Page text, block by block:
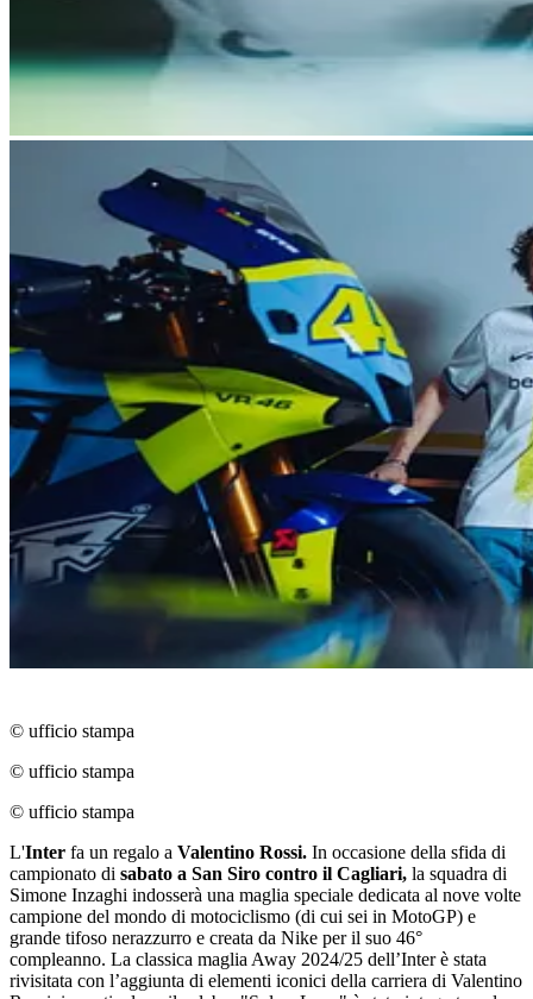
© ufficio stampa
© ufficio stampa
© ufficio stampa
L'Inter fa un regalo a Valentino Rossi. In occasione della sfida di
campionato di sabato a San Siro contro il Cagliari, la squadra di
Simone Inzaghi indosserà una maglia speciale dedicata al nove volte
campione del mondo di motociclismo (di cui sei in MotoGP) e
grande tifoso nerazzurro e creata da Nike per il suo 46°
compleanno. La classica maglia Away 2024/25 dell’Inter è stata
rivisitata con l’aggiunta di elementi iconici della carriera di Valentino